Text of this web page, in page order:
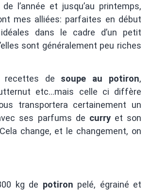
l’année et jusqu’au printemps,
mes alliées: parfaites en début
dans le cadre d’un petit
sont généralement peu riches
recettes de soupe au potiron,
etc…mais celle ci diffère
transportera certainement un
ses parfums de curryet son
change, et le changement, on
kg de potiron pelé, égrainé et